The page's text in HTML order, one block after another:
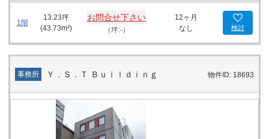
1階
13.23坪
(43.73m²)
お問合せ下さい
（坪:-）
12ヶ月
なし
検討
事務所 Ｙ．Ｓ．Ｔ Ｂｕｉｌｄｉｎｇ 物件ID: 18693